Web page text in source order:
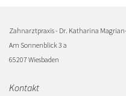
Zahnarztpraxis - Dr. Katharina
Am Sonnenblick 3 a
65207 Wiesbaden
Kontakt